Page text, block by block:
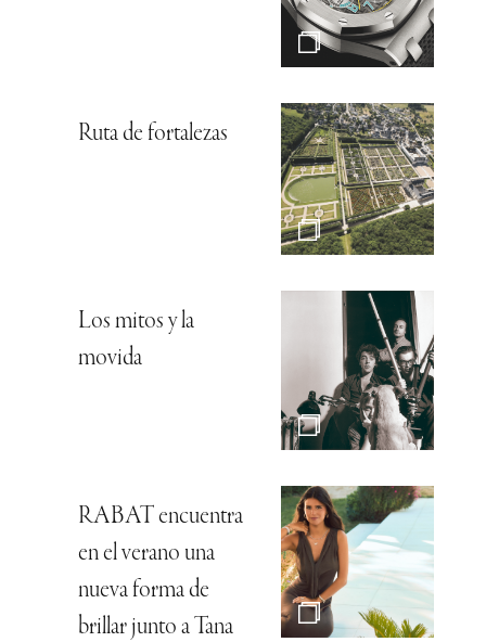
Ruta de fortalezas
Los mitos y la
movida
RABAT encuentra
en el verano una
nueva forma de
brillar junto a Tana